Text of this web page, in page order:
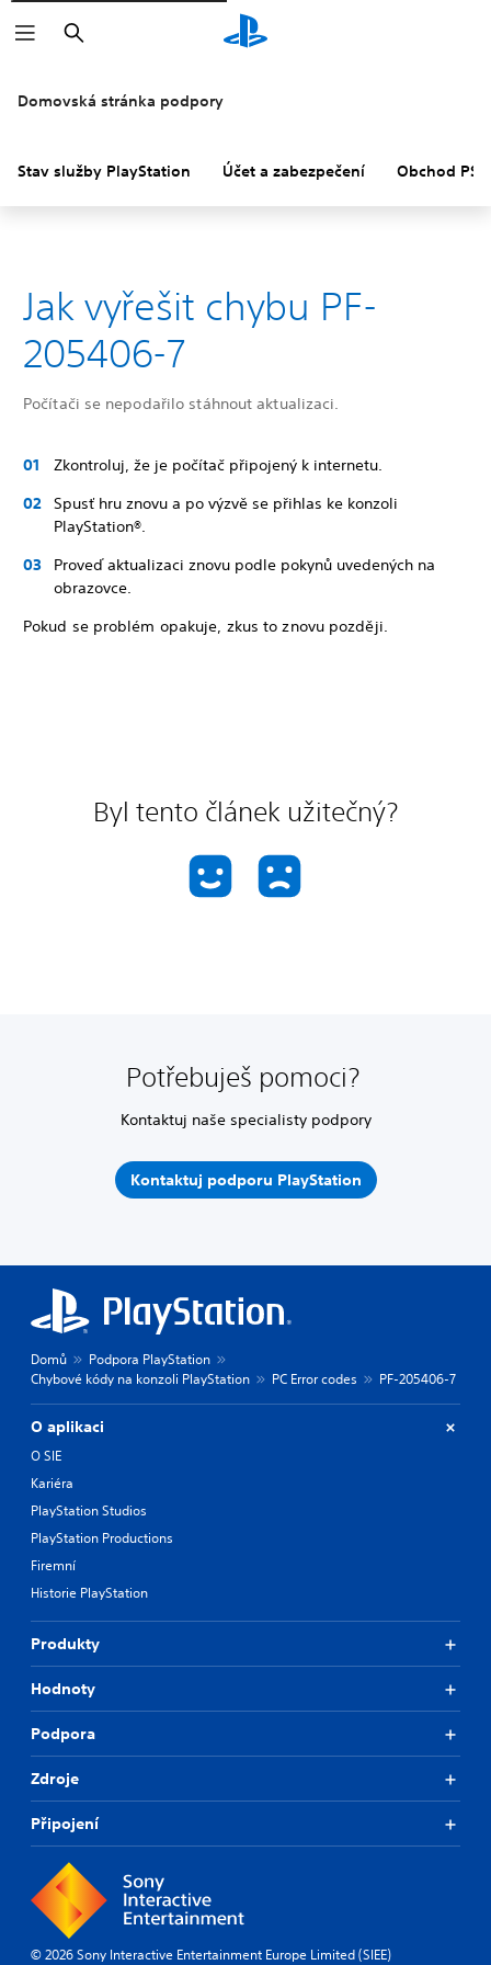
Vyhledat
Domovská stránka podpory
Stav služby PlayStation Účet a zabezpečení Obchod PS
Jak vyřešit chybu PF-
205406-7
Počítači se nepodařilo stáhnout aktualizaci.
Zkontroluj, že je počítač připojený k internetu.
Spusť hru znovu a po výzvě se přihlas ke konzoli
PlayStation®.
Proveď aktualizaci znovu podle pokynů uvedených na
obrazovce.
Pokud se problém opakuje, zkus to znovu později.
Byl tento článek užitečný?
Potřebuješ pomoci?
Kontaktuj naše specialisty podpory
Kontaktuj podporu PlayStation
Domů
Podpora PlayStation
Chybové kódy na konzoli PlayStation
PC Error codes PF-205406-7
O aplikaci
O SIE
Kariéra
PlayStation Studios
PlayStation Productions
Firemní
Historie PlayStation
Produkty
Hodnoty
Podpora
Zdroje
Připojení
© 2026 Sony Interactive Entertainment Europe Limited (SIEE)